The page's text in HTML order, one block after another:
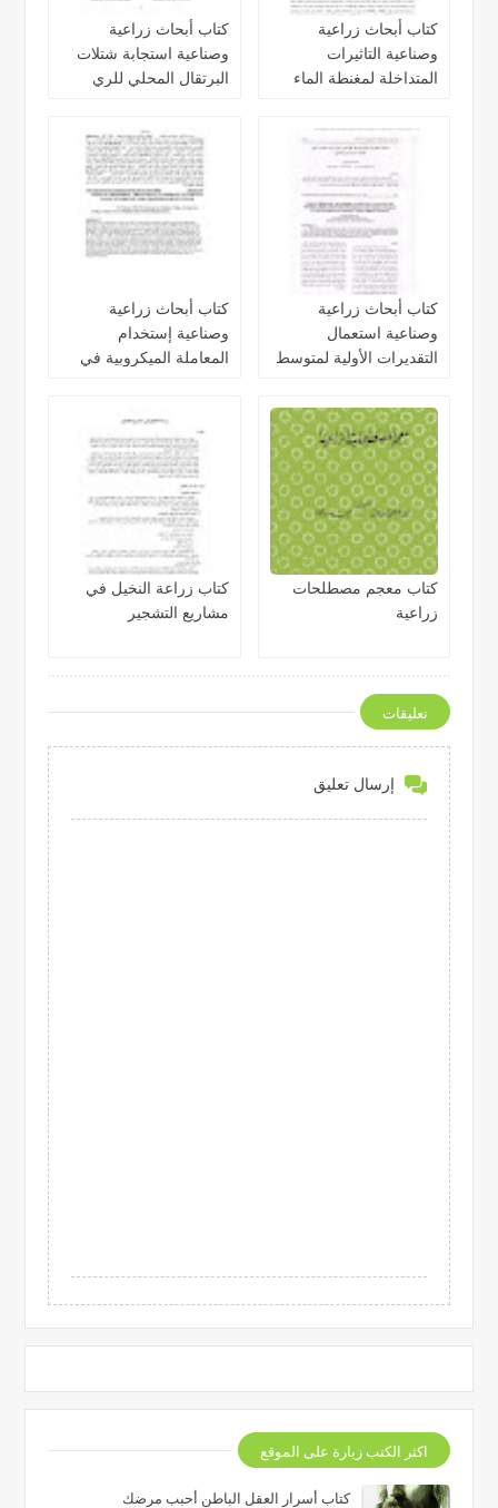
كتاب أبحاث زراعية
وصناعية التاثيرات
المتداخلة لمغنطة الماء
وكفاءة استخدام المياه
كتاب أبحاث زراعية
وصناعية استجابة شتلات
البرتقال المحلي للري
ببعض العناصر المغذية
كتاب أبحاث زراعية
وصناعية استعمال
التقديرات الأولية لمتوسط
لمحصول القمح
كتاب أبحاث زراعية
وصناعية إستخدام
المعاملة الميكروبية في
والمجروش
كتاب معجم مصطلحات
زراعية
كتاب زراعة النخيل في
مشاريع التشجير
تعليقات
إرسال تعليق
اكثر الكتب زيارة على الموقع
كتاب أسرار العقل الباطن أحبب مرضك